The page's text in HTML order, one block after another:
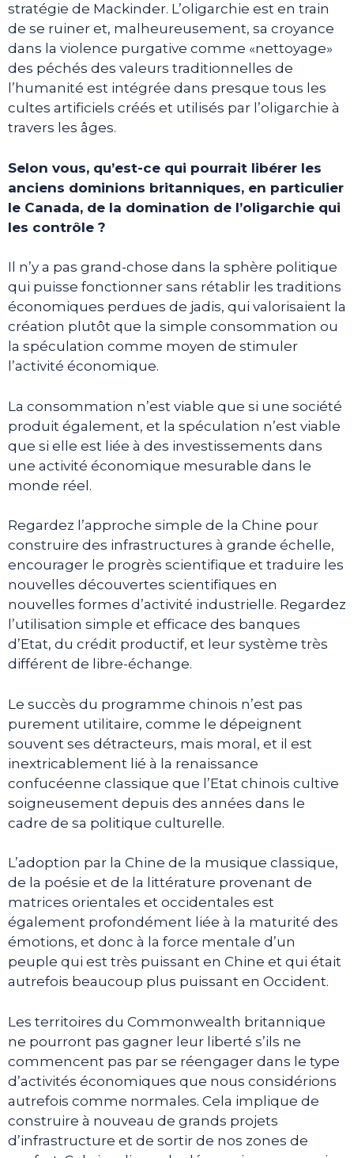
stratégie de Mackinder. L’oligarchie est en train
de se ruiner et, malheureusement, sa croyance
dans la violence purgative comme «nettoyage»
des péchés des valeurs traditionnelles de
l’humanité est intégrée dans presque tous les
cultes artificiels créés et utilisés par l’oligarchie à
travers les âges.
Selon vous, qu’est-ce qui pourrait libérer les
anciens dominions britanniques, en particulier
le Canada, de la domination de l’oligarchie qui
les contrôle ?
Il n’y a pas grand-chose dans la sphère politique
qui puisse fonctionner sans rétablir les traditions
économiques perdues de jadis, qui valorisaient la
création plutôt que la simple consommation ou
la spéculation comme moyen de stimuler
l’activité économique.
La consommation n’est viable que si une société
produit également, et la spéculation n’est viable
que si elle est liée à des investissements dans
une activité économique mesurable dans le
monde réel.
Regardez l’approche simple de la Chine pour
construire des infrastructures à grande échelle,
encourager le progrès scientifique et traduire les
nouvelles découvertes scientifiques en
nouvelles formes d’activité industrielle. Regardez
l’utilisation simple et efficace des banques
d’Etat, du crédit productif, et leur système très
différent de libre-échange.
Le succès du programme chinois n’est pas
purement utilitaire, comme le dépeignent
souvent ses détracteurs, mais moral, et il est
inextricablement lié à la renaissance
confucéenne classique que l’Etat chinois cultive
soigneusement depuis des années dans le
cadre de sa politique culturelle.
L’adoption par la Chine de la musique classique,
de la poésie et de la littérature provenant de
matrices orientales et occidentales est
également profondément liée à la maturité des
émotions, et donc à la force mentale d’un
peuple qui est très puissant en Chine et qui était
autrefois beaucoup plus puissant en Occident.
Les territoires du Commonwealth britannique
ne pourront pas gagner leur liberté s’ils ne
commencent pas par se réengager dans le type
d’activités économiques que nous considérions
autrefois comme normales. Cela implique de
construire à nouveau de grands projets
d’infrastructure et de sortir de nos zones de